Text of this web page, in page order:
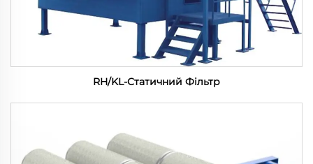
RH/KL-Статичний Фільтр